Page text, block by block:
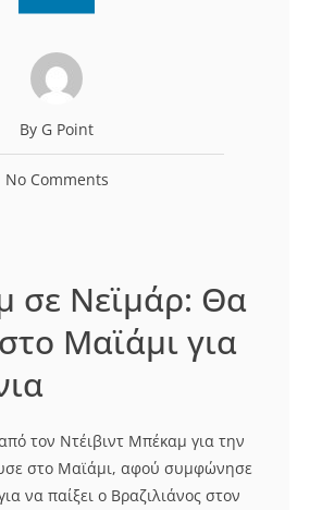
By G Point
No Comments
σε Νεϊμάρ: Θα
Μαϊάμι για
τον Ντέιβιντ Μπέκαμ για την
στο Μαϊάμι, αφού συμφώνησε
να παίξει ο Βραζιλιάνος στον